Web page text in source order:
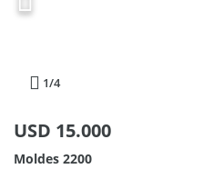
1/4
USD 15.000
Moldes 2200